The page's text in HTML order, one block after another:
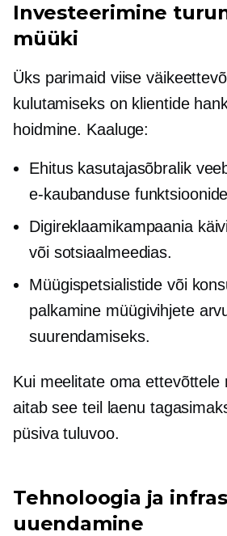
Investeerimine
müüki
Üks parimaid viise
kulutamiseks on klientide
hoidmine. Kaaluge:
Ehitus kasutajasõbralik
e-kaubanduse
Digireklaamikampaania
või sotsiaalmeedias.
Müügispetsialistide või
palkamine müügivihjete
suurendamiseks.
Kui meelitate oma ettevõttele
aitab see teil laenu
püsiva tuluvoo.
Tehnoloogia ja
uuendamine